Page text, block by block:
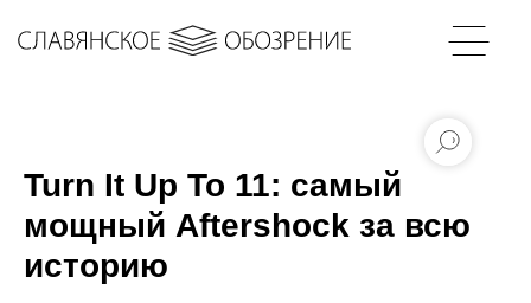
Turn It Up To 11: самый
мощный Aftershock за всю
историю